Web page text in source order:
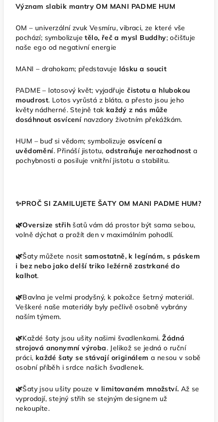
Význam slabik mantry OM MANI PADME HUM
OM – univerzální zvuk Vesmíru, vibraci, ze které vše
pochází; symbolizujetělo, řeč a mysl Buddhy; očišťuje
naše ego od negativní energie
MANI – drahokam; představuje lásku a soucit
PADME – lotosový květ; vyjadřuječistotu a hlubokou
moudrost. Lotos vyrůstá z bláta, a přesto jsou jeho
květy nádherné. Stejně tak každý z nás může
dosáhnout osvícenínavzdory životním překážkám.
HUM – buď si vědom; symbolizuje osvícení a
uvědomění. Přináší jistotu,odstraňuje nerozhodnost a
pochybnosti a posiluje vnitřní jistotu a stabilitu.
✨️PROČ SI ZAMILUJETE ŠATY OM MANI PADME HUM?
🌿Oversize střih šatů vám dá prostor být sama sebou,
volně dýchat a prožít den v maximálním pohodlí.
🌿Šaty můžete nosit samostatně, k legínám, s páskem
i bez nebo jako delší triko ležérně zastrkané do
kalhot.
🌿Bavlna je velmi prodyšný, k pokožce šetrný materiál.
Veškeré naše materiály byly pečlivě osobně vybrány
naším týmem.
🌿Každé šaty jsou ušity našimi švadlenkami.Žádná
strojová anonymní výroba. Jelikož se jedná o ruční
práci, každé šaty se stávají originálem a nesou v sobě
osobní příběh i srdce našich švadlenek.
🌿Šaty jsou ušity pouzev limitovaném množství. Až se
vyprodají, stejný střih se stejným designem už
nekoupíte.